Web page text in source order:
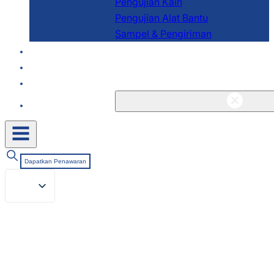
Pengujian Alat Bantu
Sampel & Pengiriman
Dapatkan Penawaran